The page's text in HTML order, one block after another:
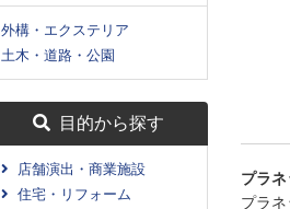
外構・エクステリア
土木・道路・公園
目的から探す
店舗演出・商業施設
住宅・リフォーム
プラ
プラ